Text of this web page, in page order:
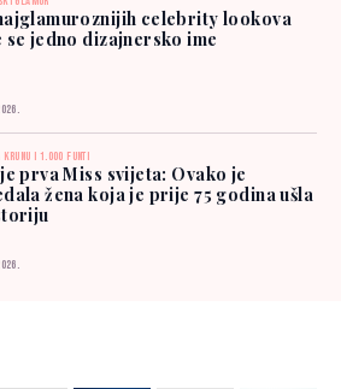
celebrity lookova
jedno dizajnersko ime
KRUNU I 1.000 FUNTI
prva Miss svijeta: Ovako je
žena koja je prije 75 godina ušla